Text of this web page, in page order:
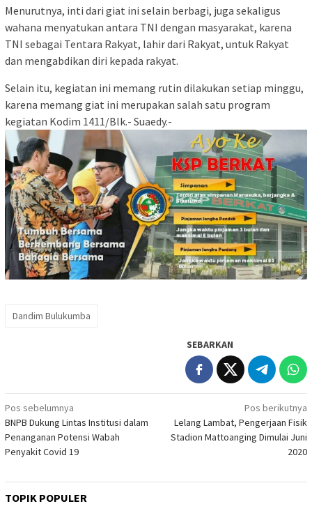
Menurutnya, inti dari giat ini selain berbagi, juga sekaligus
wahana menyatukan antara TNI dengan masyarakat, karena
TNI sebagai Tentara Rakyat, lahir dari Rakyat, untuk Rakyat
dan mengabdikan diri kepada rakyat.
Selain itu, kegiatan ini memang rutin dilakukan setiap minggu,
karena memang giat ini merupakan salah satu program
kegiatan Kodim 1411/Blk.- Suaedy.-
Dandim Bulukumba
SEBARKAN
Navigasi
pos
Pos sebelumnya
BNPB Dukung Lintas Institusi dalam
Penanganan Potensi Wabah
Penyakit Covid 19
Pos berikutnya
Lelang Lambat, Pengerjaan Fisik
Stadion Mattoanging Dimulai Juni
2020
TOPIK POPULER